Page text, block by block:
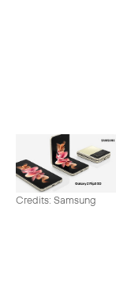
Credits: Samsung